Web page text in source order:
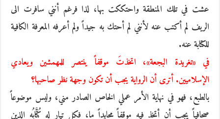
عشت في تلك المنطقة واحتككت بها، لذا فرغم أنني سافرت الى
الريف لم أكتب عنه لأنني لم أحتك به جيداً ولم أعرفه المعرفة الكافية
للكتابة عنه.
في «تغريدة البجعة»، اتخذتَ موقفاً ينتصر للمهمشين ويعادي
الإسلاميين. أترى أن الرواية يجب أن تكون وجهة نظر صاحبها؟
بالطبع، فهو في نهاية الأمر عملي الخاص الصادر مني، وليس موضوعاً
صحافياً يجب أن أتخذ فيه موقفاً محايداً ما، فكل تيار له كُتَّابُه الذين